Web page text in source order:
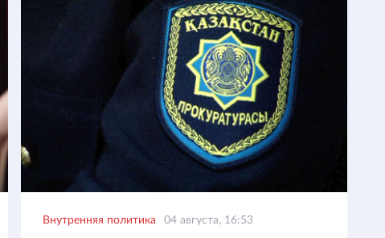
Внутренняя политика 04 августа, 16:53